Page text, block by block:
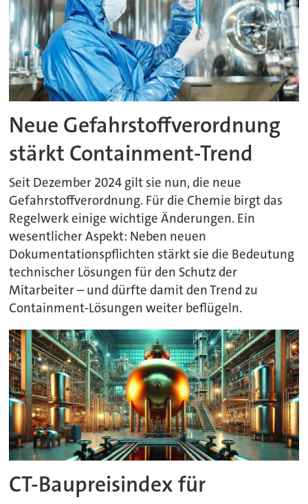
Neue Gefahrstoffverordnung
stärkt Containment-Trend
Seit Dezember 2024 gilt sie nun, die neue
Gefahrstoffverordnung. Für die Chemie birgt das
Regelwerk einige wichtige Änderungen. Ein
wesentlicher Aspekt: Neben neuen
Dokumentationspflichten stärkt sie die Bedeutung
technischer Lösungen für den Schutz der
Mitarbeiter – und dürfte damit den Trend zu
Containment-Lösungen weiter beflügeln.
CT-Baupreisindex für